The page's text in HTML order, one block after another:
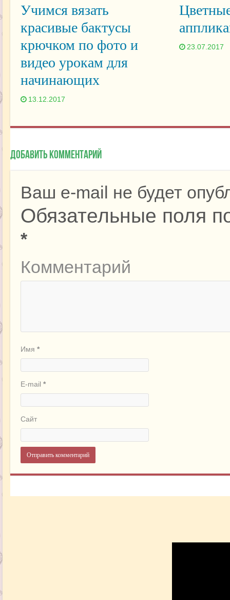
Учимся вязать
красивые бактусы
крючком по фото и
видео урокам для
начинающих
13.12.2017
23.07.2017
Добавить комментарий
Ваш e-mail не будет
Обязательные поля
*
Комментарий
Имя *
E-mail *
Сайт